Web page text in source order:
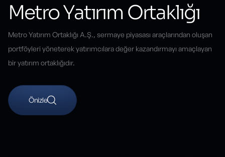
Metro Yatırım Ortaklığı
Metro Yatırım Ortaklığı A.Ş., sermaye piyasası araçlarından oluşan
portföyleri yöneterek yatırımcılara değer kazandırmayı amaçlayan
bir yatırım ortaklığıdır.
Önizle